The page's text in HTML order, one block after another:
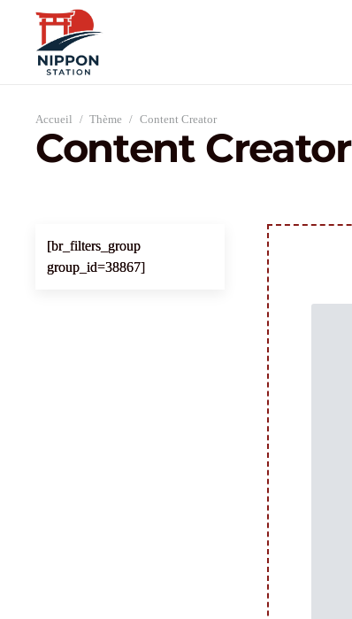
Accueil / Thème / Content Creator
Content Creator
[br_filters_group
group_id=38867]